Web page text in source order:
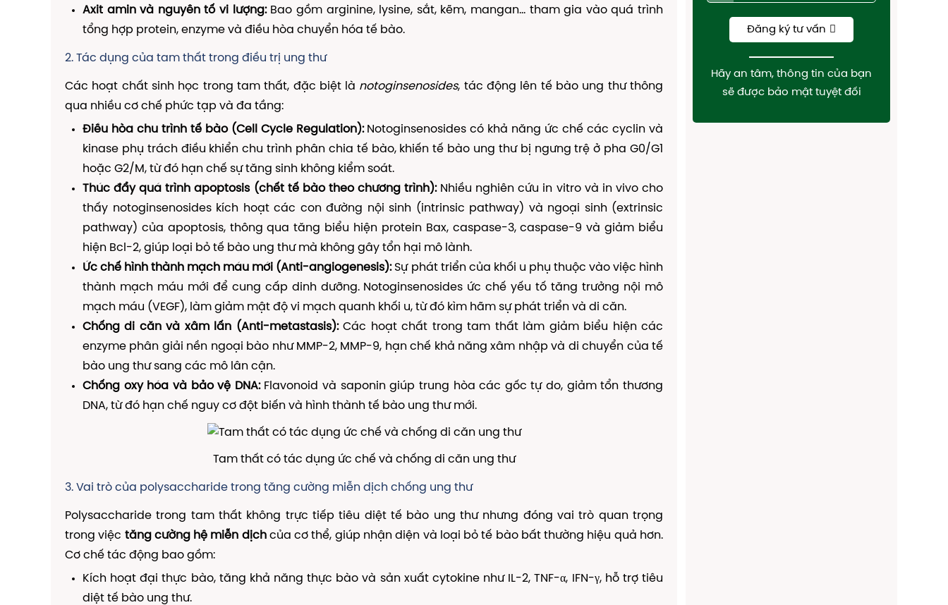
Axit amin và nguyên tố vi lượng:Bao gồm arginine, lysine, sắt, kẽm, mangan... tham gia vào quá trình
tổng hợp protein, enzyme và điều hòa chuyển hóa tế bào.
2. Tác dụng của tam thất trong điều trị ung thư
Các hoạt chất sinh học trong tam thất, đặc biệt là notoginsenosides, tác động lên tế bào ung thư thông
qua nhiều cơ chế phức tạp và đa tầng:
Điều hòa chu trình tế bào (Cell Cycle Regulation):Notoginsenosides có khả năng ức chế các cyclin và
kinase phụ trách điều khiển chu trình phân chia tế bào, khiến tế bào ung thư bị ngưng trệ ở pha G0/G1
hoặc G2/M, từ đó hạn chế sự tăng sinh không kiểm soát.
Thúc đẩy quá trình apoptosis (chết tế bào theo chương trình):Nhiều nghiên cứu in vitro và in vivo cho
thấy notoginsenosides kích hoạt các con đường nội sinh (intrinsic pathway) và ngoại sinh (extrinsic
pathway) của apoptosis, thông qua tăng biểu hiện protein Bax, caspase-3, caspase-9 và giảm biểu
hiện Bcl-2, giúp loại bỏ tế bào ung thư mà không gây tổn hại mô lành.
Ức chế hình thành mạch máu mới (Anti-angiogenesis):Sự phát triển của khối u phụ thuộc vào việc hình
thành mạch máu mới để cung cấp dinh dưỡng. Notoginsenosides ức chế yếu tố tăng trưởng nội mô
mạch máu (VEGF), làm giảm mật độ vi mạch quanh khối u, từ đó kìm hãm sự phát triển và di căn.
Chống di căn và xâm lấn (Anti-metastasis):Các hoạt chất trong tam thất làm giảm biểu hiện các
enzyme phân giải nền ngoại bào như MMP-2, MMP-9, hạn chế khả năng xâm nhập và di chuyển của tế
bào ung thư sang các mô lân cận.
Chống oxy hóa và bảo vệ DNA:Flavonoid và saponin giúp trung hòa các gốc tự do, giảm tổn thương
DNA, từ đó hạn chế nguy cơ đột biến và hình thành tế bào ung thư mới.
Tam thất có tác dụng ức chế và chống di căn ung thư
3. Vai trò của polysaccharide trong tăng cường miễn dịch chống ung thư
Polysaccharide trong tam thất không trực tiếp tiêu diệt tế bào ung thư nhưng đóng vai trò quan trọng
trong việc tăng cường hệ miễn dịchcủa cơ thể, giúp nhận diện và loại bỏ tế bào bất thường hiệu quả hơn.
Cơ chế tác động bao gồm:
Kích hoạt đại thực bào, tăng khả năng thực bào và sản xuất cytokine như IL-2, TNF-α, IFN-γ, hỗ trợ tiêu
diệt tế bào ung thư.
Đăng ký tư vấn
Hãy an tâm, thông tin của bạn
sẽ được bảo mật tuyệt đối